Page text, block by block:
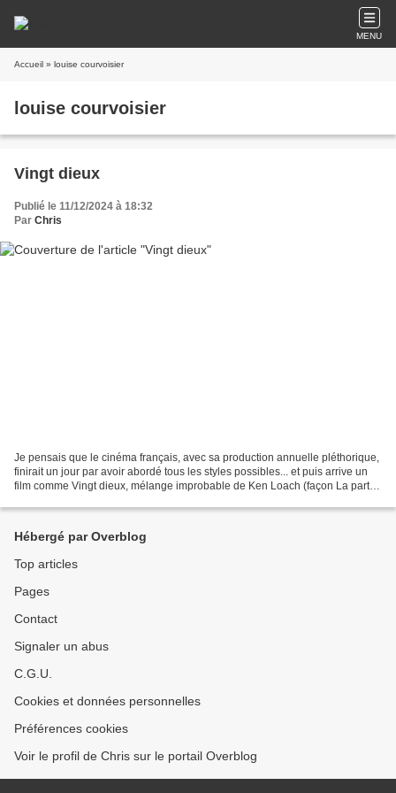
MENU
Accueil » louise courvoisier
louise courvoisier
Vingt dieux
Publié le 11/12/2024 à 18:32
Par Chris
Je pensais que le cinéma français, avec sa production annuelle pléthorique,
finirait un jour par avoir abordé tous les styles possibles... et puis arrive un
film comme Vingt dieux, mélange improbable de Ken Loach (façon La part
Hébergé par Overblog
Top articles
Pages
Contact
Signaler un abus
C.G.U.
Cookies et données personnelles
Préférences cookies
Voir le profil de Chris sur le portail Overblog